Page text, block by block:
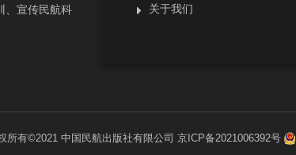
、宣传民航科
关于我们
所有©2021 中国民航出版社有限公司 京ICP备2021006392号